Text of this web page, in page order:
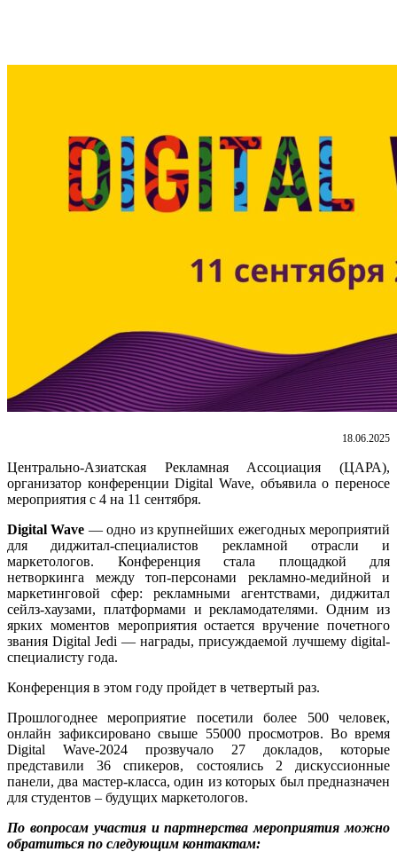
18.06.2025
Центрально-Азиатская Рекламная Ассоциация (ЦАРА),
организатор конференции Digital Wave, объявила о переносе
мероприятия с 4 на 11 сентября.
Digital Wave — одно из крупнейших ежегодных мероприятий
для диджитал-специалистов рекламной отрасли и
маркетологов. Конференция стала площадкой для
нетворкинга между топ-персонами рекламно-медийной и
маркетинговой сфер: рекламными агентствами, диджитал
сейлз-хаузами, платформами и рекламодателями. Одним из
ярких моментов мероприятия остается вручение почетного
звания Digital Jedi — награды, присуждаемой лучшему digital-
специалисту года.
Конференция в этом году пройдет в четвертый раз.
Прошлогоднее мероприятие посетили более 500 человек,
онлайн зафиксировано свыше 55000 просмотров. Во время
Digital Wave-2024 прозвучало 27 докладов, которые
представили 36 спикеров, состоялись 2 дискуссионные
панели, два мастер-класса, один из которых был предназначен
для студентов – будущих маркетологов.
По вопросам участия и партнерства мероприятия можно
обратиться по следующим контактам: